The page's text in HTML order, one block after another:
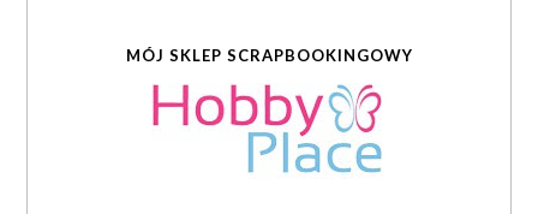
MÓJ SKLEP SCRAPBOOKINGOWY